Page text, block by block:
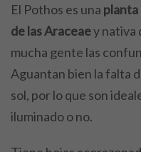
El Pothos es una planta
de las Araceaey nativa
mucha gente las
Aguantan bien la falta
sol, por lo que son
iluminado o no.